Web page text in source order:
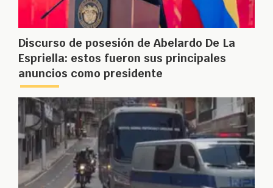
Discurso de posesión de Abelardo De La
Espriella: estos fueron sus principales
anuncios como presidente